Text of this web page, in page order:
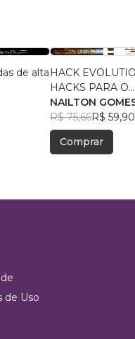
de alta HACK
HACKS PARA O
VOLUME 03
NAILTON
R$ 75,66R$ 59,90
Comprar
de Uso